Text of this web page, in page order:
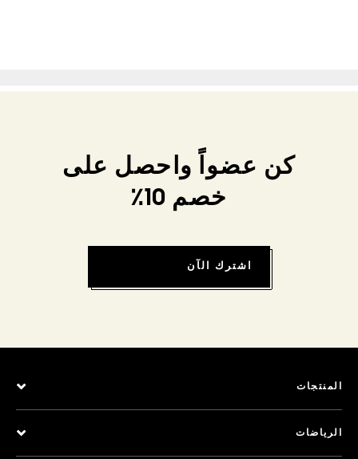
كن عضواً واحصل على
خصم 10٪
اشترك الآن
المنتجات
الرياضات